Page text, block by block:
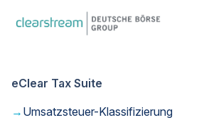
eClear Tax Suite
→ Umsatzsteuer-Klassifizierung